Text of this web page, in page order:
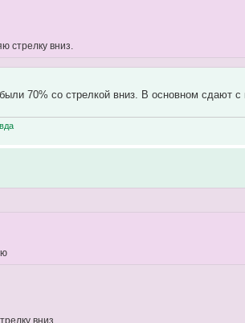
стрелку вниз.
70% со стрелкой вниз. В основном сдают
вниз.